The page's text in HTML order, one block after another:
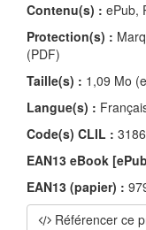
Contenu(s) : ePub,
Protection(s) :
(PDF)
Taille(s) : 1,09 Mo
Langue(s) :
Code(s) CLIL : 3186
EAN13 eBook
EAN13 (papier) :
Référencer ce